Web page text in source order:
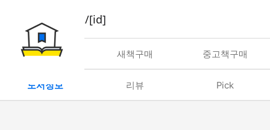
book/rent/[id]
대여 새책구매 중고책구매
도서정보 리뷰 Pick